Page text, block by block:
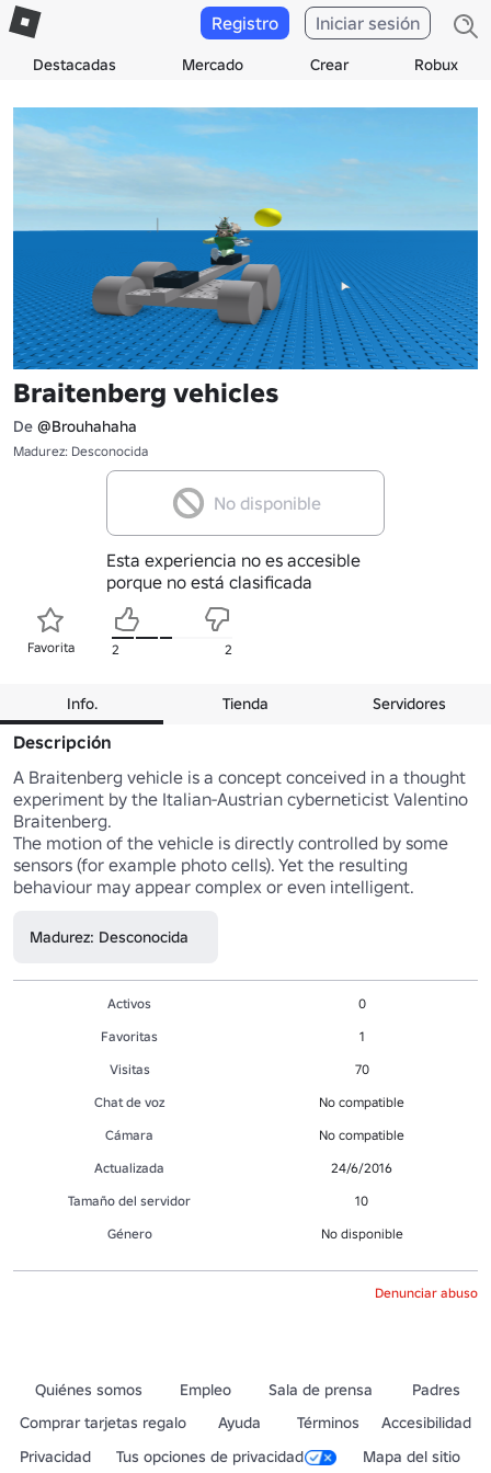
Destacadas Mercado Crear Robux
Registro Iniciar sesión
Braitenberg vehicles
De @Brouhahaha
Madurez: Desconocida
No disponible
Esta experiencia no es accesible
porque no está clasificada
Favorita 2 2
Info. Tienda Servidores
Descripción
A Braitenberg vehicle is a concept conceived in a thought
experiment by the Italian-Austrian cyberneticist Valentino
Braitenberg.
The motion of the vehicle is directly controlled by some
sensors (for example photo cells). Yet the resulting
behaviour may appear complex or even intelligent.
Madurez: Desconocida
Activos
0
Favoritas
1
Visitas
70
Chat de voz
No compatible
Cámara
No compatible
Actualizada
24/6/2016
Tamaño del servidor
10
Género
No disponible
Denunciar abuso
Quiénes somos Empleo Sala de prensa
Padres
Comprar tarjetas regalo
Ayuda Términos
Accesibilidad
Privacidad
Tus opciones de privacidad Mapa del sitio